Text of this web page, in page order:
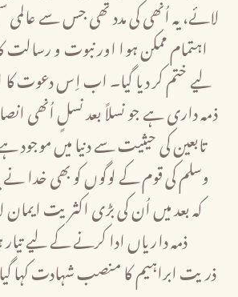
لائے، یہ اُنھی کی مدد تھی جس سے عالمی
اہتمام ممکن ہوا اور نبوت و
لیے ختم کر دیا گیا۔ اب اِس دعوت
ذمہ داری ہے جو نسلاً بعد نسلٍ اُنھی
تابعین کی حیثیت سے دنیا میں موجود
وسلم کی قوم کے لوگوں کو بھی خدا نے
کہ بعد میں اُن کی بڑی اکثریت
ذمہ داریاں ادا کرنے کے لیے
ذریت ابراہیم کا منصب شہادت کہا گیا